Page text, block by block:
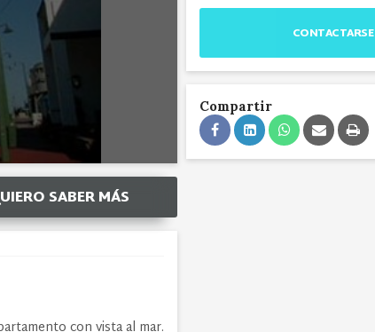
SABER MÁS
CONTACTARSE
Compartir